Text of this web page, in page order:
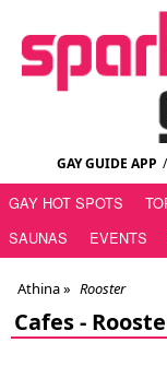
GAY GUIDE APP /
GAY HOT SPOTS
SAUNAS
EVENTS
Athina» Rooster
Cafes -